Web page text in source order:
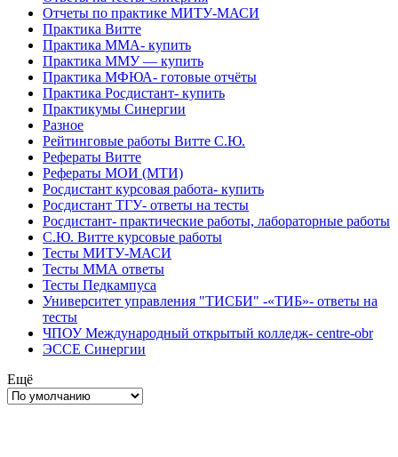
Отчеты по практике МИТУ-МАСИ
Практика Витте
Практика ММА- купить
Практика ММУ — купить
Практика МФЮА- готовые отчёты
Практика Росдистант- купить
Практикумы Синергии
Разное
Рейтинговые работы Витте С.Ю.
Рефераты Витте
Рефераты МОИ (МТИ)
Росдистант курсовая работа- купить
Росдистант ТГУ- ответы на тесты
Росдистант- практические работы, лабораторные работы
С.Ю. Витте курсовые работы
Тесты МИТУ-МАСИ
Тесты ММА ответы
Тесты Педкампуса
Университет управления "ТИСБИ" -«ТИБ»- ответы на
тесты
ЧПОУ Международный открытый колледж- centre-obr
ЭССЕ Синергии
Ещё